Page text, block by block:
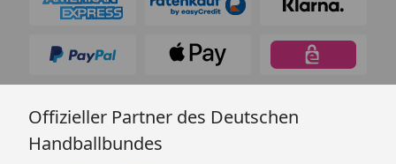
Offizieller Partner des Deutschen
Handballbundes